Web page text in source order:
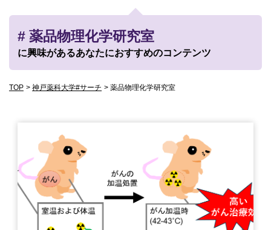
# 薬品物理化学研究室
に興味があるあなたにおすすめのコンテンツ
TOP 神戸薬科大学#サーチ 薬品物理化学研究室